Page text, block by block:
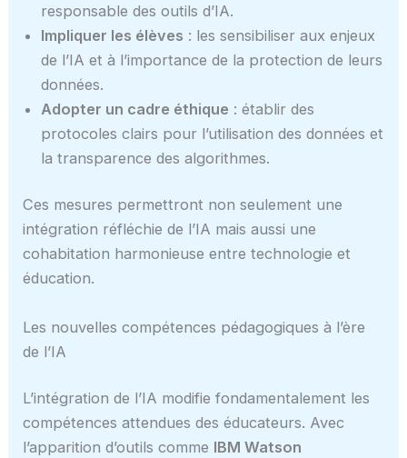
responsable des outils d’IA.
Impliquer les élèves : les sensibiliser aux enjeux
de l’IA et à l’importance de la protection de leurs
données.
Adopter un cadre éthique : établir des
protocoles clairs pour l’utilisation des données et
la transparence des algorithmes.
Ces mesures permettront non seulement une
intégration réfléchie de l’IA mais aussi une
cohabitation harmonieuse entre technologie et
éducation.
Les nouvelles compétences pédagogiques à l’ère
de l’IA
L’intégration de l’IA modifie fondamentalement les
compétences attendues des éducateurs. Avec
l’apparition d’outils comme IBM Watson